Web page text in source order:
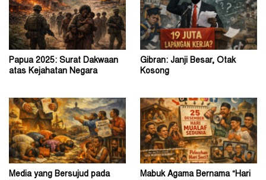
Papua 2025: Surat Dakwaan
atas Kejahatan Negara
Gibran: Janji Besar, Otak
Kosong
Media yang Bersujud pada
Mabuk Agama Bernama “Hari